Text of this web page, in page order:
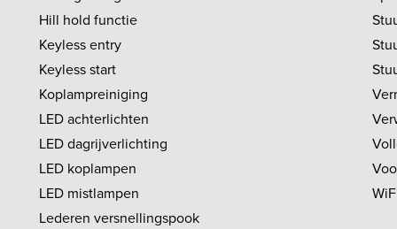
Hill hold functie
Keyless entry
Keyless start
Koplampreiniging
LED achterlichten
LED dagrijverlichting
LED koplampen
LED mistlampen
Lederen versnellingspook